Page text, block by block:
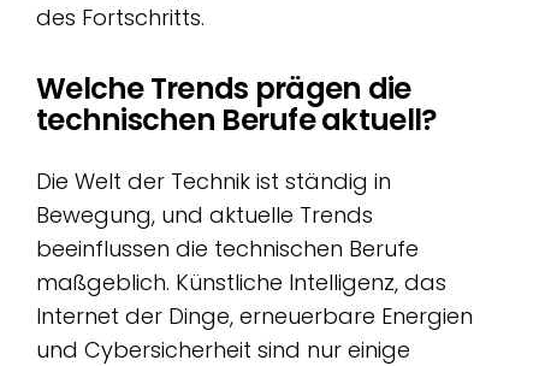
des Fortschritts.
Welche Trends prägen die
technischen Berufe aktuell?
Die Welt der Technik ist ständig in
Bewegung, und aktuelle Trends
beeinflussen die technischen Berufe
maßgeblich. Künstliche Intelligenz, das
Internet der Dinge, erneuerbare Energien
und Cybersicherheit sind nur einige